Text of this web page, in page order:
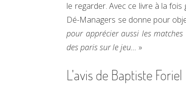
le regarder. Avec ce livre à la
Dé-Managers se donne pour
pour apprécier aussi les matches
des paris sur le jeu… »
L'avis de Baptiste Foriel